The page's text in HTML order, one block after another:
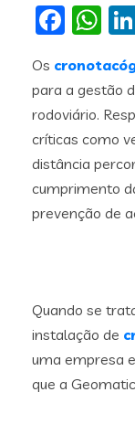
Os
para a gestão
rodoviário.
críticas como
distância
cumprimento
prevenção de
Quando se
instalação de
uma empresa
que a